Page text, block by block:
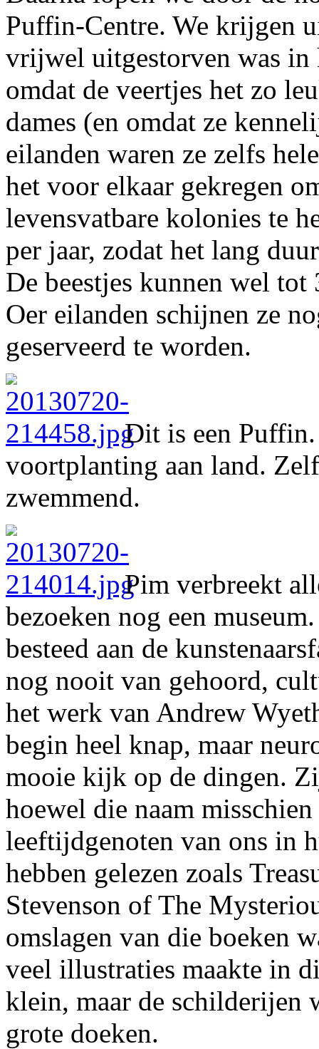
Puffin-Centre. We krijgen
vrijwel uitgestorven was in
omdat de veertjes het zo
dames (en omdat ze
eilanden waren ze zelfs
het voor elkaar gekregen
levensvatbare kolonies te
per jaar, zodat het lang
De beestjes kunnen wel
Oer eilanden schijnen ze
geserveerd te worden.
Dit is een Puffin.
voortplanting aan land.
zwemmend.
Pim verbreekt
bezoeken nog een
besteed aan de
nog nooit van gehoord,
het werk van Andrew
begin heel knap, maar
mooie kijk op de dingen.
hoewel die naam
leeftijdgenoten van ons in
hebben gelezen zoals
Stevenson of The
omslagen van die boeken
veel illustraties maakte in
klein, maar de schilderijen
grote doeken.